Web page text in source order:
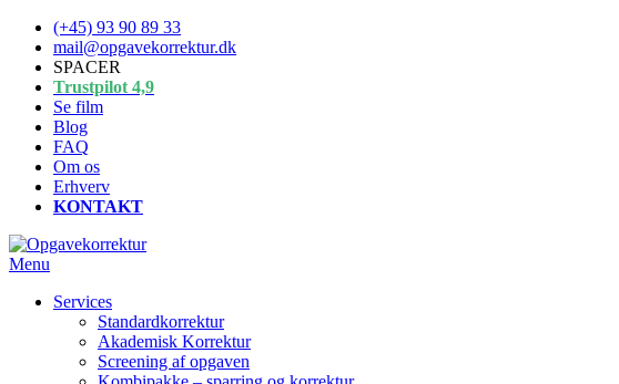
Spring
indhold
(+45) 93 90 89 33
mail@opgavekorrektur.dk
SPACER
Trustpilot 4,9
Se film
Blog
FAQ
Om os
Erhverv
KONTAKT
Menu
Services
Standardkorrektur
Akademisk Korrektur
Screening af opgaven